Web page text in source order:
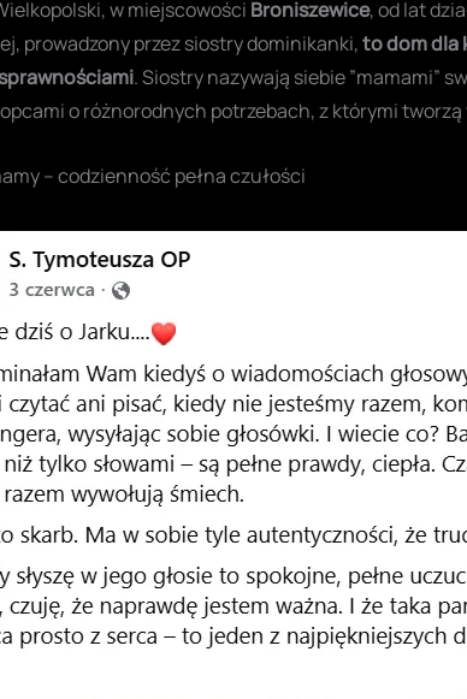
w miejscowości Broniszewice, od lat
prowadzony przez siostry dominikanki,to dom dla
. Siostry nazywają siebie ”mamami”
o różnorodnych potrzebach, z którymi
– codzienność pełna czułości